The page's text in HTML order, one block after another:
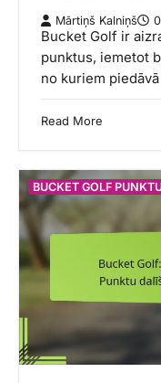
Mārtiņš Kalniņš
Bucket Golf ir
punktus, iemetot
no kuriem
Read More
BUCKET GOLF